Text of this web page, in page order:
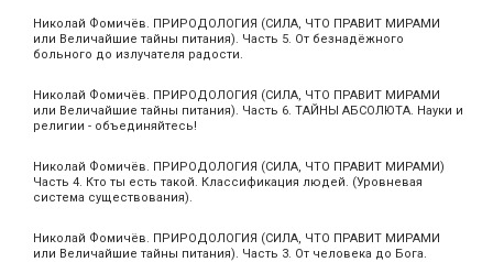
Николай Фомичёв. ПРИРОДОЛОГИЯ (СИЛА, ЧТО ПРАВИТ МИРАМИ
или Величайшие тайны питания). Часть 5. От безнадёжного
больного до излучателя радости.
Николай Фомичёв. ПРИРОДОЛОГИЯ (СИЛА, ЧТО ПРАВИТ МИРАМИ
или Величайшие тайны питания). Часть 6. ТАЙНЫ АБСОЛЮТА. Науки и
религии - объединяйтесь!
Николай Фомичёв. ПРИРОДОЛОГИЯ (СИЛА, ЧТО ПРАВИТ МИРАМИ)
Часть 4. Кто ты есть такой. Классификация людей. (Уровневая
система существования).
Николай Фомичёв. ПРИРОДОЛОГИЯ (СИЛА, ЧТО ПРАВИТ МИРАМИ
или Величайшие тайны питания). Часть 3. От человека до Бога.